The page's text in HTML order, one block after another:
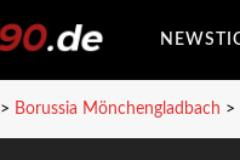
> Borussia Mönchengladbach >